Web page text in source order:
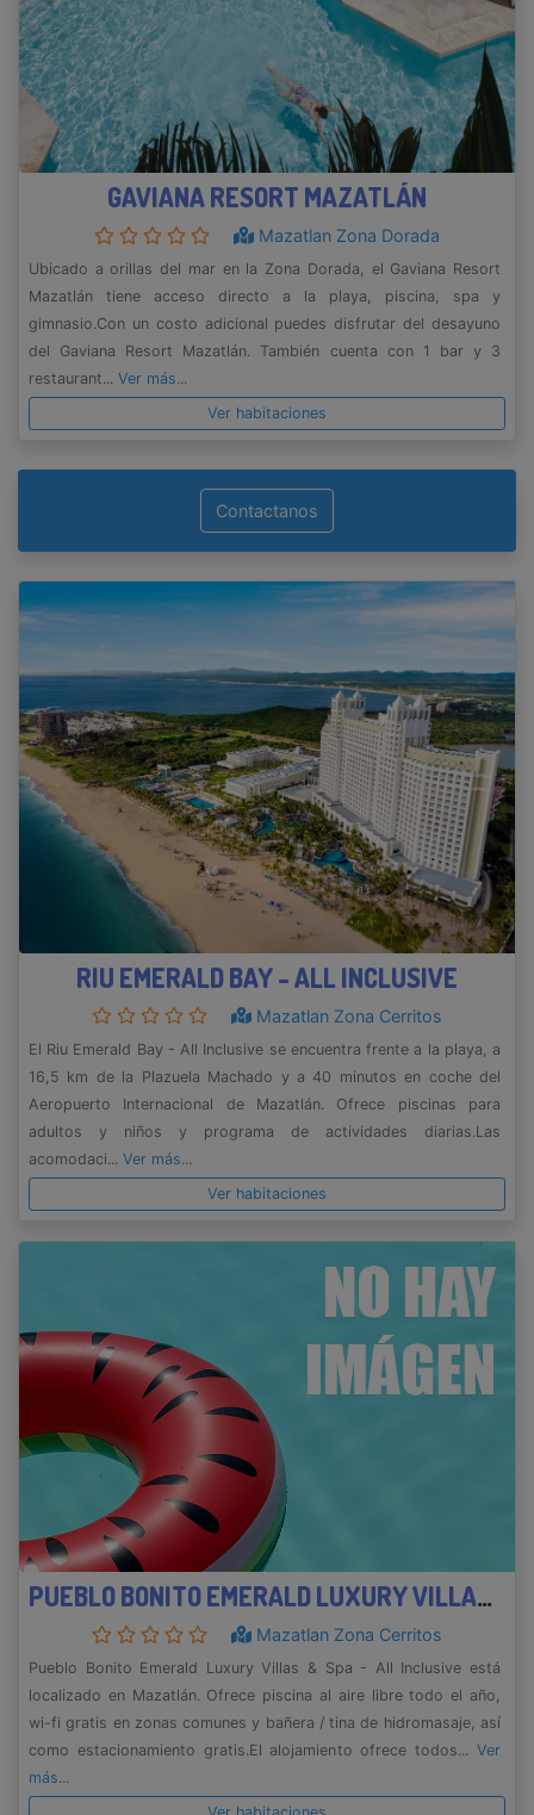
GAVIANA RESORT MAZATLÁN
Mazatlan Zona Dorada
Ubicado a orillas del mar en la Zona Dorada, el Gaviana Resort
Mazatlán tiene acceso directo a la playa, piscina, spa y
gimnasio.Con un costo adicional puedes disfrutar del desayuno
del Gaviana Resort Mazatlán. También cuenta con 1 bar y 3
restaurant... Ver más...
Ver habitaciones
Contactanos
RIU EMERALD BAY - ALL INCLUSIVE
Mazatlan Zona Cerritos
El Riu Emerald Bay - All Inclusive se encuentra frente a la playa, a
16,5 km de la Plazuela Machado y a 40 minutos en coche del
Aeropuerto Internacional de Mazatlán. Ofrece piscinas para
adultos y niños y programa de actividades diarias.Las
acomodaci... Ver más...
Ver habitaciones
PUEBLO BONITO EMERALD LUXURY VILLAS & SPA - ALL INCLUSIVE
Mazatlan Zona Cerritos
Pueblo Bonito Emerald Luxury Villas & Spa - All Inclusive está
localizado en Mazatlán. Ofrece piscina al aire libre todo el año,
wi-fi gratis en zonas comunes y bañera / tina de hidromasaje, así
como estacionamiento gratis.El alojamiento ofrece todos... Ver
más...